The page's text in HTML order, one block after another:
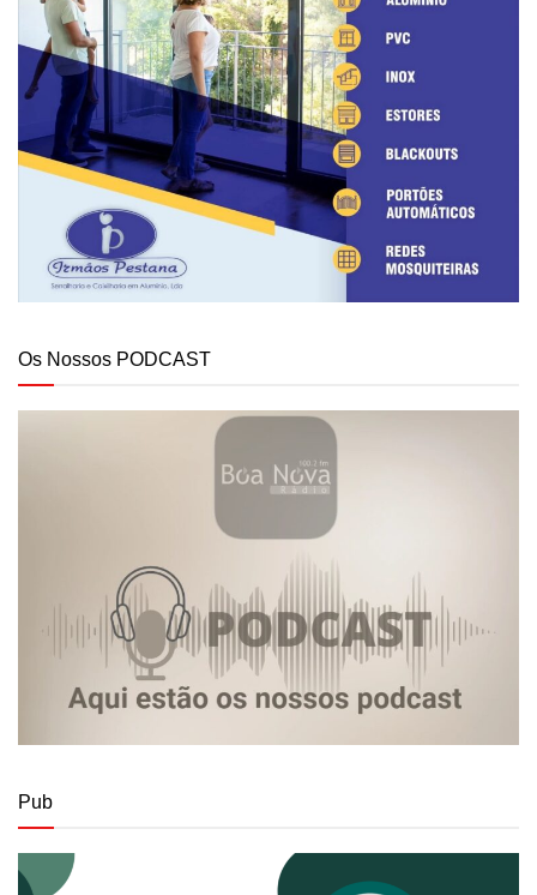
Os Nossos PODCAST
Pub